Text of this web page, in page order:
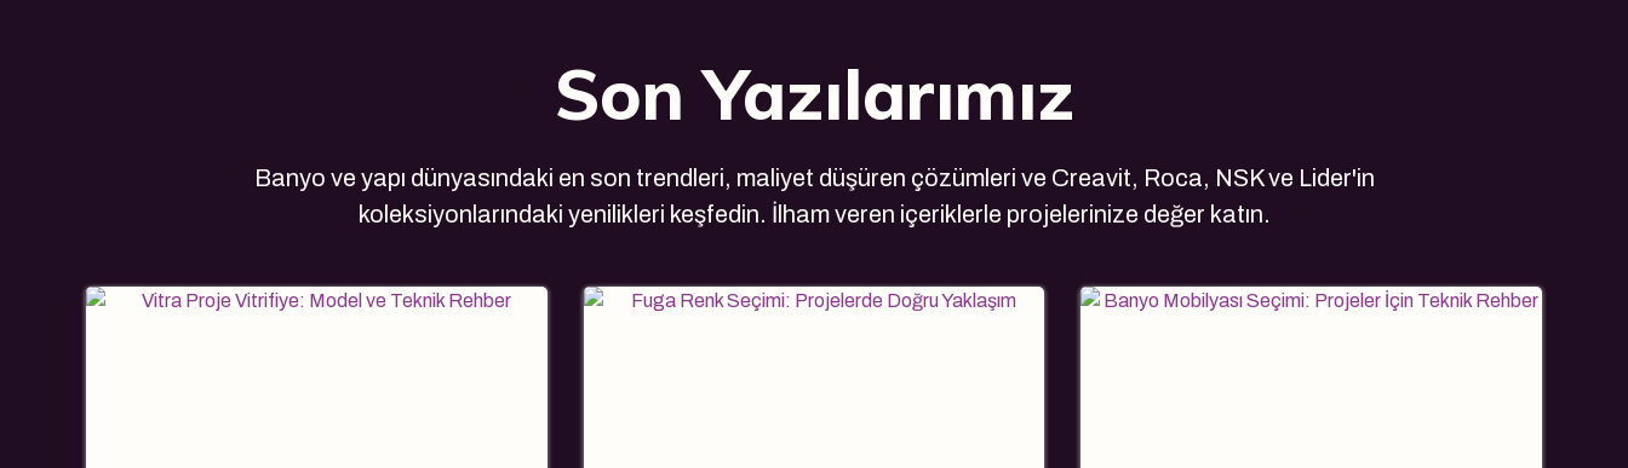
Son Yazılarımız
Banyo ve yapı dünyasındaki en son trendleri, maliyet düşüren çözümleri ve Creavit, Roca, NSK ve Lider'in
koleksiyonlarındaki yenilikleri keşfedin. İlham veren içeriklerle projelerinize değer katın.